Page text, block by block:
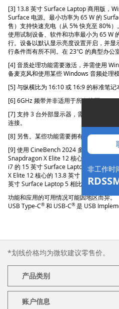
[3] 13.8 英寸 Surface Laptop 商用版，
Surface 电源。最小功率为 65 W 的
售）支持快速充电（从 5% 快充至 80%
使用试制设备、软件和功率最小为 65 W
行。设备以默认显示亮度设置开启，并
行条件而有所不同。在 23℃ 的典型办公
[4] 音质处理功能需要激活，并需使用
备麦克风和使用某些 Windows 音频处理
[5] 与纵横比为 16:10 或 16:9 的标准笔记
[6] 6GHz 频带并非适用于所有地区。
[7] 支持 3 台外部显示器，需要将 2 台显
连接。
[8] 另售。某些功能需要拥有软件许可。
[9] 使用 CineBench 2024 多核基准测试
Snapdragon X Elite 12 核心的 15 英寸
i7 的 15 英寸 Surface Laptop 5 相比，速
X Elite 12 核心的 13.8 英寸 Surface
英寸 Surface Laptop 5 相比，速度提高了
功能和应用的可用情况可能因地区而异。
USB Type-C® 和 USB-C® 是 USB
*划线价格均为微软建议零售价。
产品类别
账户信息
非工作时